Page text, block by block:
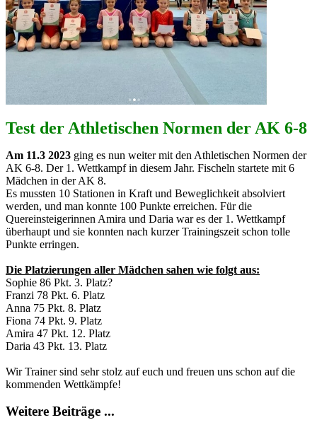
Test der Athletischen Normen der AK 6-8
Am 11.3 2023 ging es nun weiter mit den Athletischen Normen der
AK 6-8. Der 1. Wettkampf in diesem Jahr. Fischeln startete mit 6
Mädchen in der AK 8.
Es mussten 10 Stationen in Kraft und Beweglichkeit absolviert
werden, und man konnte 100 Punkte erreichen. Für die
Quereinsteigerinnen Amira und Daria war es der 1. Wettkampf
überhaupt und sie konnten nach kurzer Trainingszeit schon tolle
Punkte erringen.
Die Platzierungen aller Mädchen sahen wie folgt aus:
Sophie 86 Pkt. 3. Platz?
Franzi 78 Pkt. 6. Platz
Anna 75 Pkt. 8. Platz
Fiona 74 Pkt. 9. Platz
Amira 47 Pkt. 12. Platz
Daria 43 Pkt. 13. Platz
Wir Trainer sind sehr stolz auf euch und freuen uns schon auf die
kommenden Wettkämpfe!
Weitere Beiträge ...